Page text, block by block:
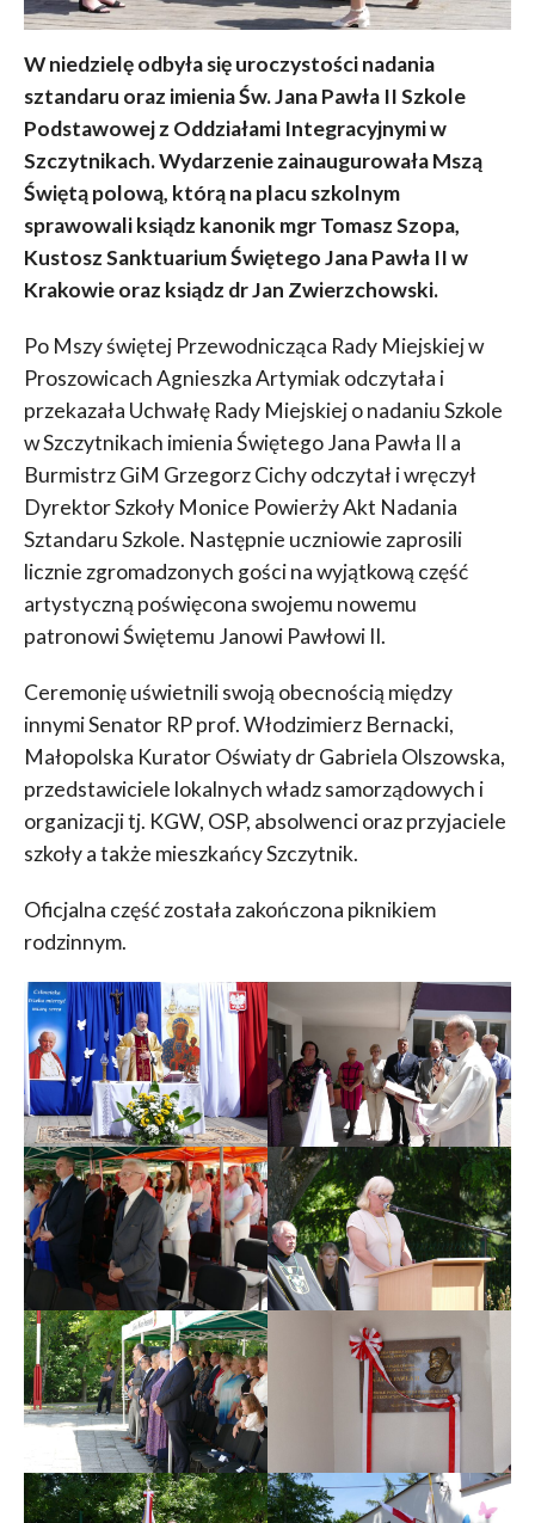
W niedzielę odbyła się uroczystości nadania
sztandaru oraz imienia Św. Jana Pawła II Szkole
Podstawowej z Oddziałami Integracyjnymi w
Szczytnikach. Wydarzenie zainaugurowała Mszą
Świętą polową, którą na placu szkolnym
sprawowali ksiądz kanonik mgr Tomasz Szopa,
Kustosz Sanktuarium Świętego Jana Pawła II w
Krakowie oraz ksiądz dr Jan Zwierzchowski.
Po Mszy świętej Przewodnicząca Rady Miejskiej w
Proszowicach Agnieszka Artymiak odczytała i
przekazała Uchwałę Rady Miejskiej o nadaniu Szkole
w Szczytnikach imienia Świętego Jana Pawła II a
Burmistrz GiM Grzegorz Cichy odczytał i wręczył
Dyrektor Szkoły Monice Powierży Akt Nadania
Sztandaru Szkole. Następnie uczniowie zaprosili
licznie zgromadzonych gości na wyjątkową część
artystyczną poświęcona swojemu nowemu
patronowi Świętemu Janowi Pawłowi II.
Ceremonię uświetnili swoją obecnością między
innymi Senator RP prof. Włodzimierz Bernacki,
Małopolska Kurator Oświaty dr Gabriela Olszowska,
przedstawiciele lokalnych władz samorządowych i
organizacji tj. KGW, OSP, absolwenci oraz przyjaciele
szkoły a także mieszkańcy Szczytnik.
Oficjalna część została zakończona piknikiem
rodzinnym.